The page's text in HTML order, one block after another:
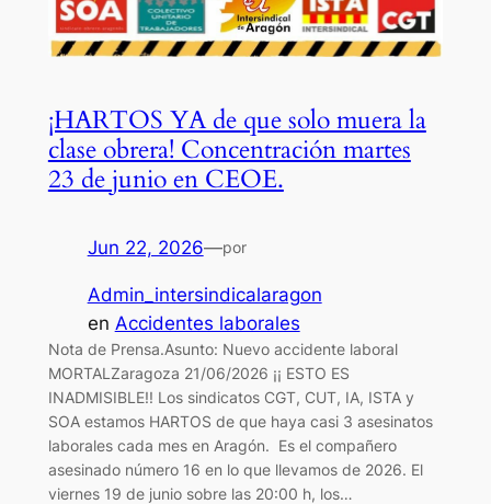
¡HARTOS YA de que solo muera la
clase obrera! Concentración martes
23 de junio en CEOE.
Jun 22, 2026—por
Admin_intersindicalaragon
en Accidentes laborales
Nota de Prensa.Asunto: Nuevo accidente laboral
MORTALZaragoza 21/06/2026 ¡¡ ESTO ES
INADMISIBLE!! Los sindicatos CGT, CUT, IA, ISTA y
SOA estamos HARTOS de que haya casi 3 asesinatos
laborales cada mes en Aragón. Es el compañero
asesinado número 16 en lo que llevamos de 2026. El
viernes 19 de junio sobre las 20:00 h, los…